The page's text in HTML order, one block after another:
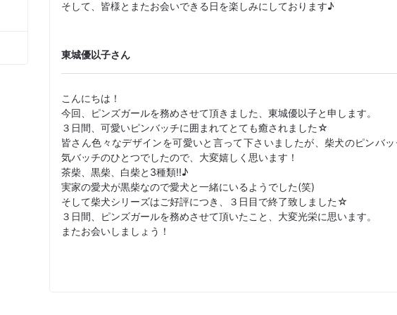
そして、皆様とまたお会いできる日を楽しみにしております♪
東城優以子さん
こんにちは！
今回、ピンズガールを務めさせて頂きました、東城優以子と申します。
３日間、可愛いピンバッチに囲まれてとても癒されました☆
皆さん色々なデザインを可愛いと言って下さいましたが、柴犬のピンバ
気バッチのひとつでしたので、大変嬉しく思います！
茶柴、黒柴、白柴と3種類!!♪
実家の愛犬が黒柴なので愛犬と一緒にいるようでした(笑)
そして柴犬シリーズはご好評につき、３日目で終了致しました☆
３日間、ピンズガールを務めさせて頂いたこと、大変光栄に思います。
またお会いしましょう！